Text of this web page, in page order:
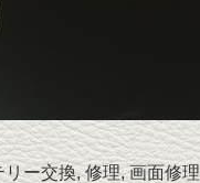
リー交換,修理,画面修理